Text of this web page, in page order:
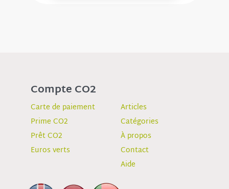
Compte CO2
Carte de paiement
Prime CO2
Prêt CO2
Euros verts
Articles
Catégories
À propos
Contact
Aide